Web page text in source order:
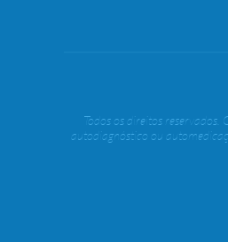
Todos os direitos
autodiagnóstico ou